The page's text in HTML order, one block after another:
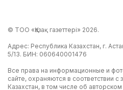
© ТОО «Қазақ газеттері» 2026.
Адрес: Республика Казахстан, г.
5/13. БИН: 060640001476
Все права на информационные и
сайте, охраняются в соответствии
Казахстан, в том числе об